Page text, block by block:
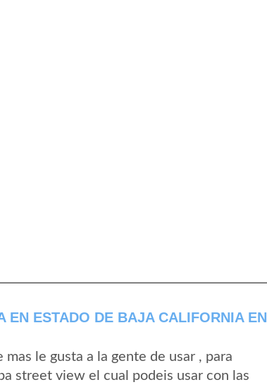
EN ESTADO DE BAJA CALIFORNIA EN
le gusta a la gente de usar , para
street view el cual podeis usar con las